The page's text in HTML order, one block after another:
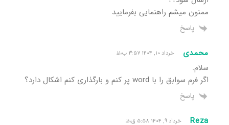
ممنون میشم راهنمایی بفرمایید
پاسخ
محمدی خرداد ۱۰, ۱۴۰۴ ۳:۵۷ ب٫ظ
سلام.
اگر فرم سوابق را با word پر کنم و بارگذاری کنم اشکال دارد؟
پاسخ
Reza خرداد ۹, ۱۴۰۴ ۵:۵۸ ق٫ظ